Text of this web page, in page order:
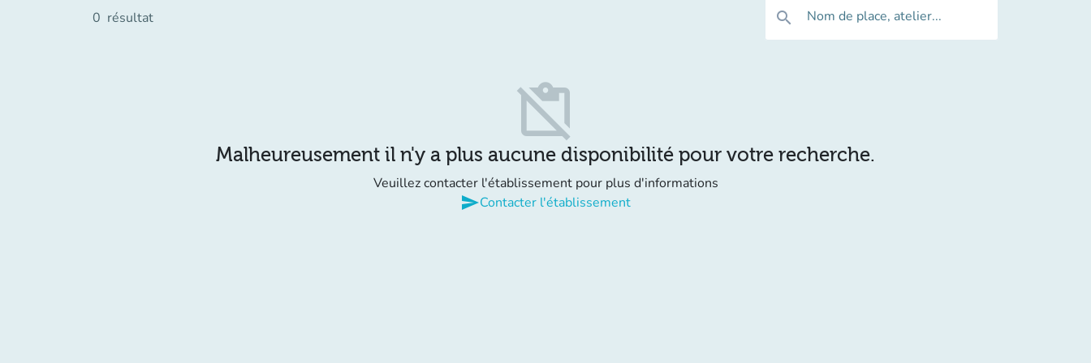
0 résultat search Nom de place, atelier...
content_paste_off
Malheureusement il n'y a plus aucune disponibilité pour votre recherche.
Veuillez contacter l'établissement pour plus d'informations
sendContacter l'établissement